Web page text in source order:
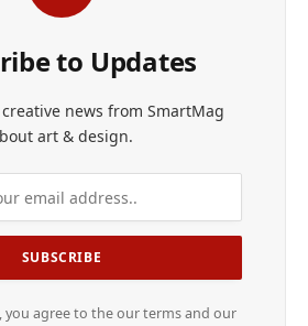
to Updates
news from SmartMag
art & design.
you agree to the our terms and our